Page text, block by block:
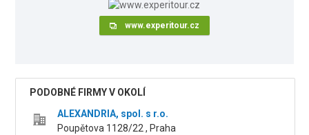
www.experitour.cz
PODOBNÉ FIRMY V OKOLÍ
ALEXANDRIA, spol. s r.o.
Poupětova 1128/22 , Praha